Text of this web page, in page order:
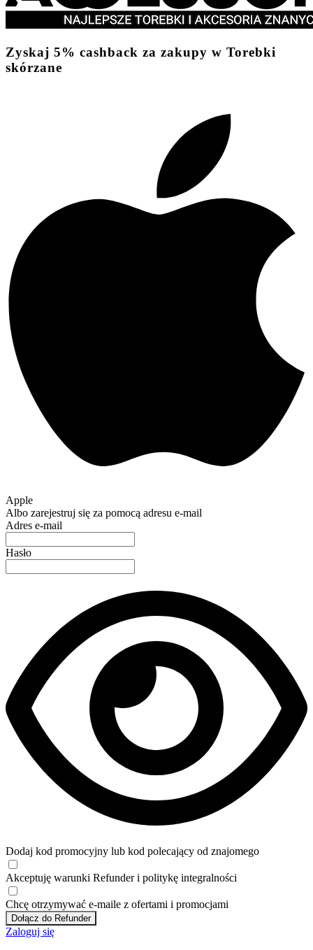
Zyskaj 5% cashback za zakupy w Torebki
skórzane
Apple
Albo zarejestruj się za pomocą adresu e-mail
Adres e-mail
Hasło
Dodaj kod promocyjny lub kod polecający od znajomego
Akceptuję warunki Refunder i politykę integralności
Chcę otrzymywać e-maile z ofertami i promocjami
Dołącz do Refunder
Zaloguj się